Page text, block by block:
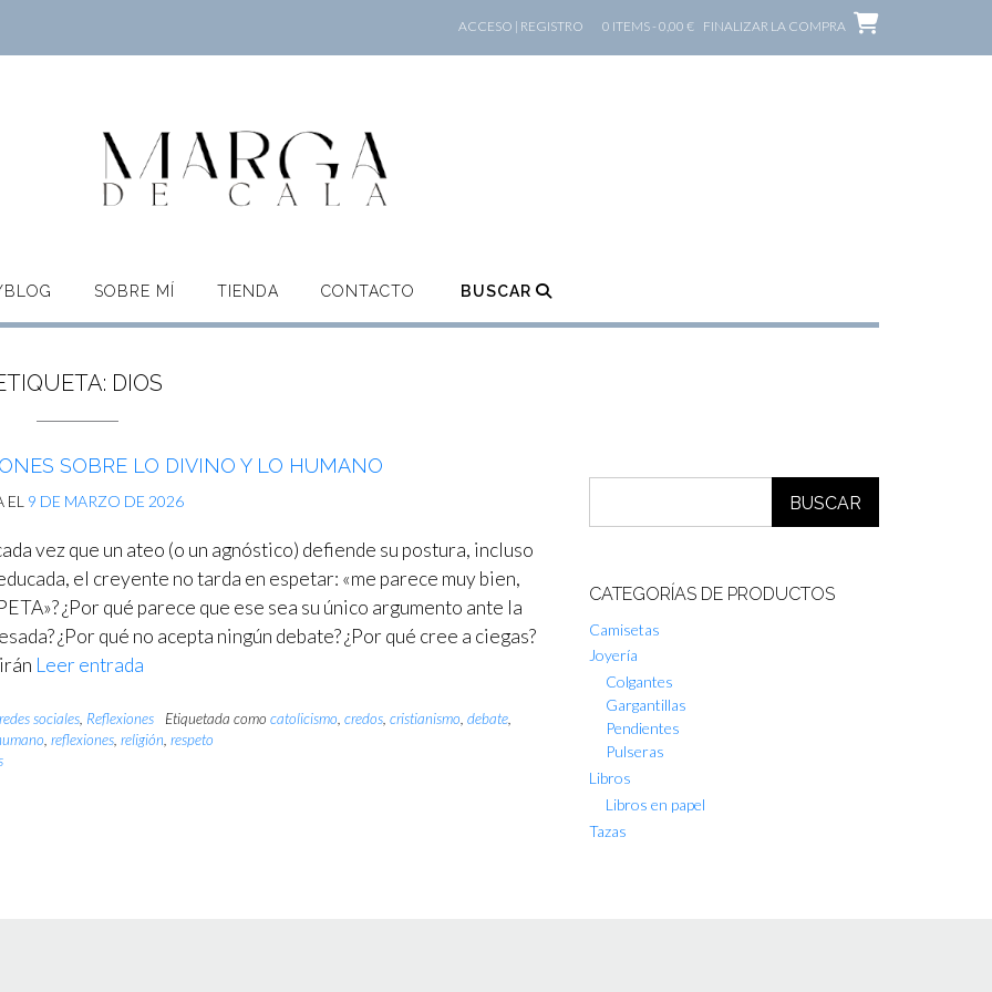
ACCESO | REGISTRO 0 ITEMS - 0,00 € FINALIZAR LA COMPRA
BLOG SOBRE MÍ TIENDA CONTACTO BUSCAR
DIOS
SOBRE LO DIVINO Y LO HUMANO
9 DE MARZO DE 2026
vez que un ateo (o un agnóstico) defiende su postura, incluso
el creyente no tarda en espetar: «me parece muy bien,
¿Por qué parece que ese sea su único argumento ante la
¿Por qué no acepta ningún debate? ¿Por qué cree a ciegas?
Leer entrada
redes sociales, Reflexiones Etiquetada comocatolicismo,credos,cristianismo,debate,
,reflexiones,religión,respeto
BUSCAR
CATEGORÍAS DE PRODUCTOS
Camisetas
Joyería
Colgantes
Gargantillas
Pendientes
Pulseras
Libros
Libros en papel
Tazas